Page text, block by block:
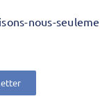
nous-